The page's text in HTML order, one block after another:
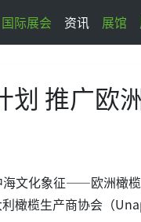
国际展会 资讯 展馆
划 推广欧
海文化象征——欧洲橄
橄榄生产商协会（